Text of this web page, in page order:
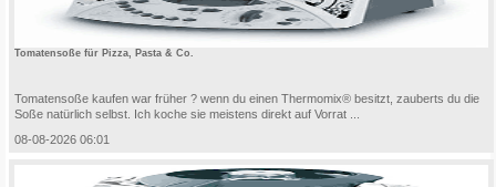
Tomatensoße für Pizza, Pasta & Co.
Tomatensoße kaufen war früher ? wenn du einen Thermomix® besitzt, zauberts du die
Soße natürlich selbst. Ich koche sie meistens direkt auf Vorrat ...
08-08-2026 06:01